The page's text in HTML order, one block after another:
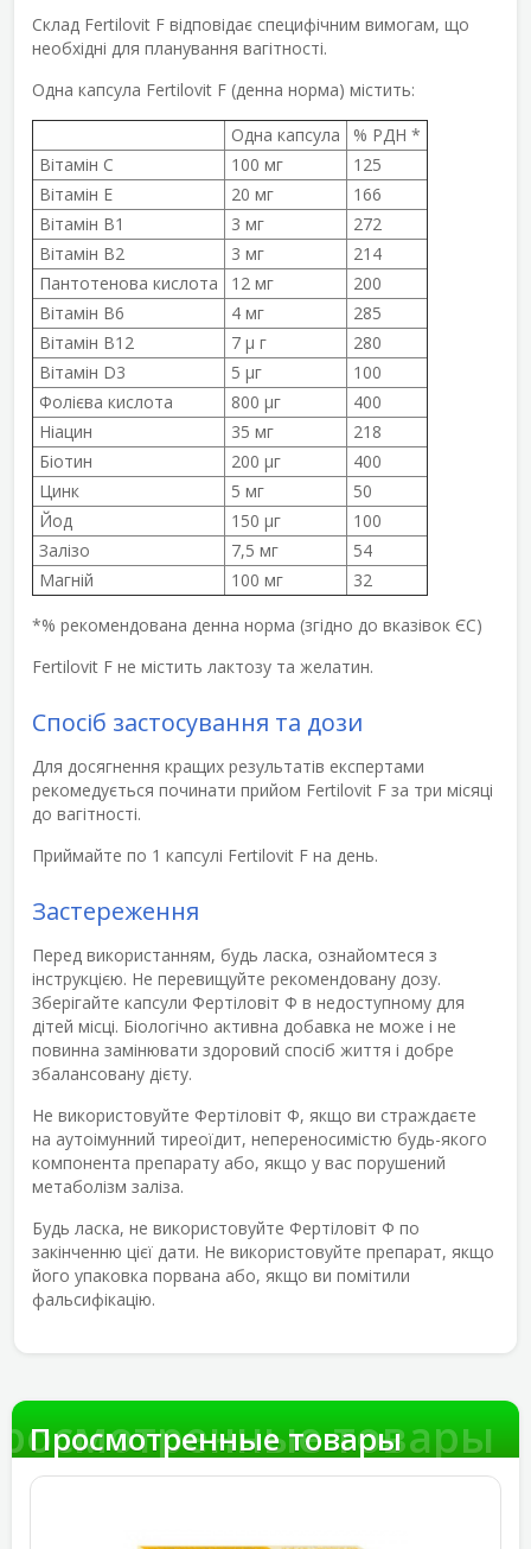
Склад Fertilovit F відповідає специфічним вимогам, що
необхідні для планування вагітності.
Одна капсула Fertilovit F (денна норма) містить:
Одна капсула
% РДН *
Вітамін C
100 мг
125
Вітамін E
20 мг
166
Вітамін B1
3 мг
272
Вітамін B2
3 мг
214
Пантотенова кислота
12 мг
200
Вітамін B6
4 мг
285
Вітамін B12
7 µ г
280
Вітамін D3
5 µг
100
Фолієва кислота
800 µг
400
Ніацин
35 мг
218
Біотин
200 µг
400
Цинк
5 мг
50
Йод
150 µг
100
Залізо
7,5 мг
54
Магній
100 мг
32
*% рекомендована денна норма (згідно до вказівок ЄС)
Fertilovit F не містить лактозу та желатин.
Спосіб застосування та дози
Для досягнення кращих результатів експертами
рекомедується починати прийом Fertilovit F за три місяці
до вагітності.
Приймайте по 1 капсулі Fertilovit F на день.
Застереження
Перед використанням, будь ласка, ознайомтеся з
інструкцією. Не перевищуйте рекомендовану дозу.
Зберігайте капсули Фертіловіт Ф в недоступному для
дітей місці. Біологічно активна добавка не може і не
повинна замінювати здоровий спосіб життя і добре
збалансовану дієту.
Не використовуйте Фертіловіт Ф, якщо ви страждаєте
на аутоімунний тиреоїдит, непереносимістю будь-якого
компонента препарату або, якщо у вас порушений
метаболізм заліза.
Будь ласка, не використовуйте Фертіловіт Ф по
закінченню цієї дати. Не використовуйте препарат, якщо
його упаковка порвана або, якщо ви помітили
фальсифікацію.
товары
Просмотренные товары